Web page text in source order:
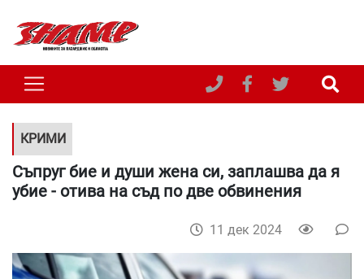
КРИМИ
Съпруг бие и души жена си, заплашва да я
убие - отива на съд по две обвинения
11 дек 2024